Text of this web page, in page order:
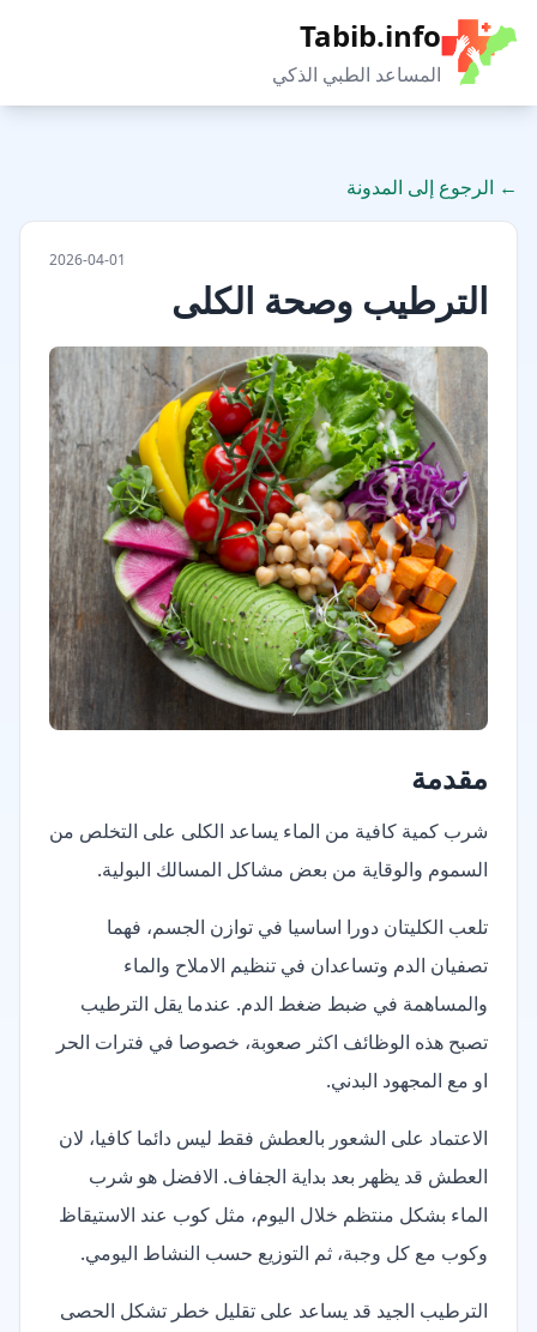
Tabib.info
المساعد الطبي الذكي
← الرجوع إلى المدونة
2026-04-01
الترطيب وصحة الكلى
مقدمة
شرب كمية كافية من الماء يساعد الكلى على التخلص من
السموم والوقاية من بعض مشاكل المسالك البولية.
تلعب الكليتان دورا اساسيا في توازن الجسم، فهما
تصفيان الدم وتساعدان في تنظيم الاملاح والماء
والمساهمة في ضبط ضغط الدم. عندما يقل الترطيب
تصبح هذه الوظائف اكثر صعوبة، خصوصا في فترات الحر
او مع المجهود البدني.
الاعتماد على الشعور بالعطش فقط ليس دائما كافيا، لان
العطش قد يظهر بعد بداية الجفاف. الافضل هو شرب
الماء بشكل منتظم خلال اليوم، مثل كوب عند الاستيقاظ
وكوب مع كل وجبة، ثم التوزيع حسب النشاط اليومي.
الترطيب الجيد قد يساعد على تقليل خطر تشكل الحصى